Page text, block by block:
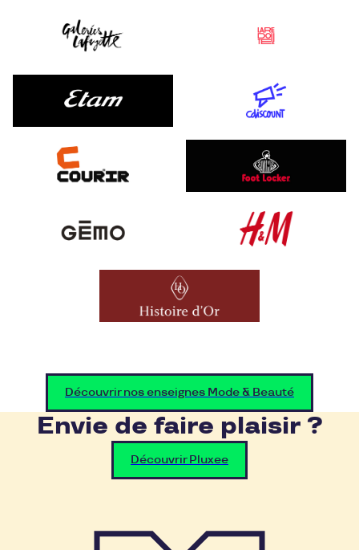
Découvrir nos enseignes Mode & Beauté
Envie de faire plaisir ?
Découvrir Pluxee